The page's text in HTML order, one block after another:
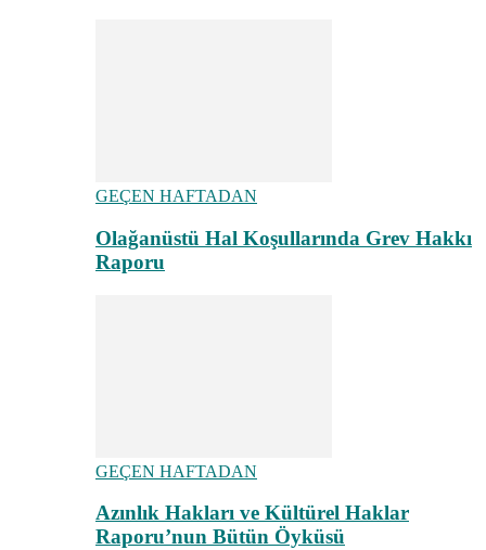
GEÇEN HAFTADAN
Olağanüstü Hal Koşullarında Grev Hakkı
Raporu
GEÇEN HAFTADAN
Azınlık Hakları ve Kültürel Haklar
Raporu’nun Bütün Öyküsü